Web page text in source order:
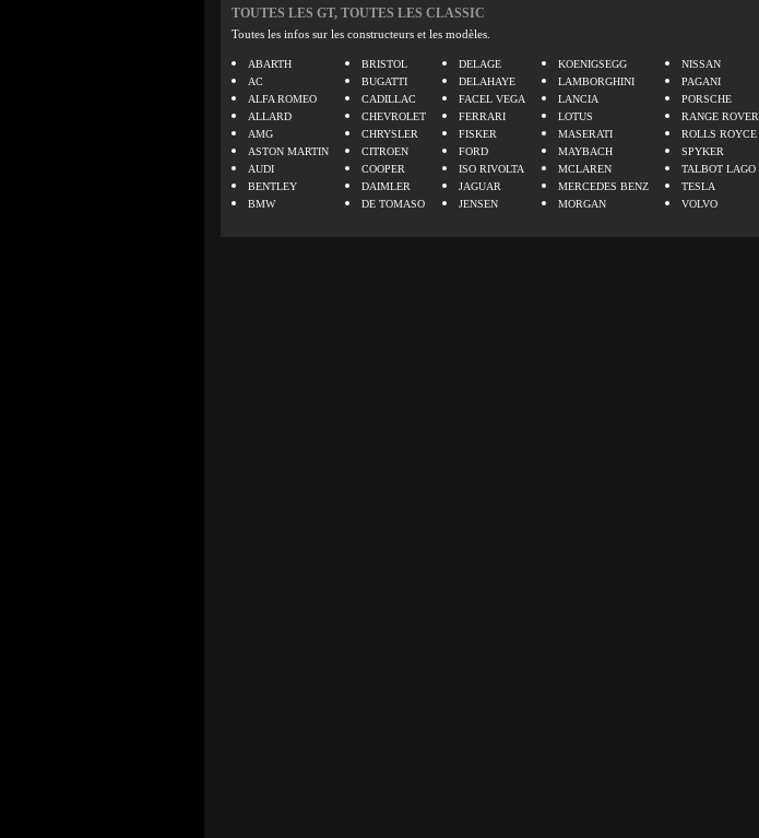
TOUTES LES GT, TOUTES LES CLASSIC
Toutes les infos sur les constructeurs et les modèles.
ABARTH
AC
ALFA ROMEO
ALLARD
AMG
ASTON MARTIN
AUDI
BENTLEY
BMW
BRISTOL
BUGATTI
CADILLAC
CHEVROLET
CHRYSLER
CITROEN
COOPER
DAIMLER
DE TOMASO
DELAGE
DELAHAYE
FACEL VEGA
FERRARI
FISKER
FORD
ISO RIVOLTA
JAGUAR
JENSEN
KOENIGSEGG
LAMBORGHINI
LANCIA
LOTUS
MASERATI
MAYBACH
MCLAREN
MERCEDES BENZ
MORGAN
NISSAN
PAGANI
PORSCHE
RANGE ROVER
ROLLS ROYCE
SPYKER
TALBOT LAGO
TESLA
VOLVO